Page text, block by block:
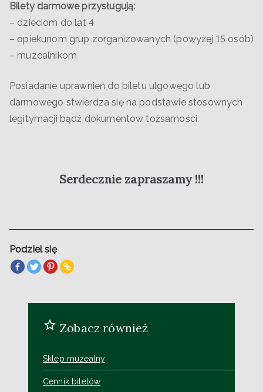
Bilety darmowe przysługują:
– dzieciom do lat 4
– opiekunom grup zorganizowanych (powyżej 15 osób)
– muzealnikom
Posiadanie uprawnień do biletu ulgowego lub
darmowego stwierdza się na podstawie stosownych
legitymacji bądź dokumentów tożsamości.
Serdecznie zapraszamy !!!
Podziel się
Zobacz również
Sklep muzealny
Cennik biletów